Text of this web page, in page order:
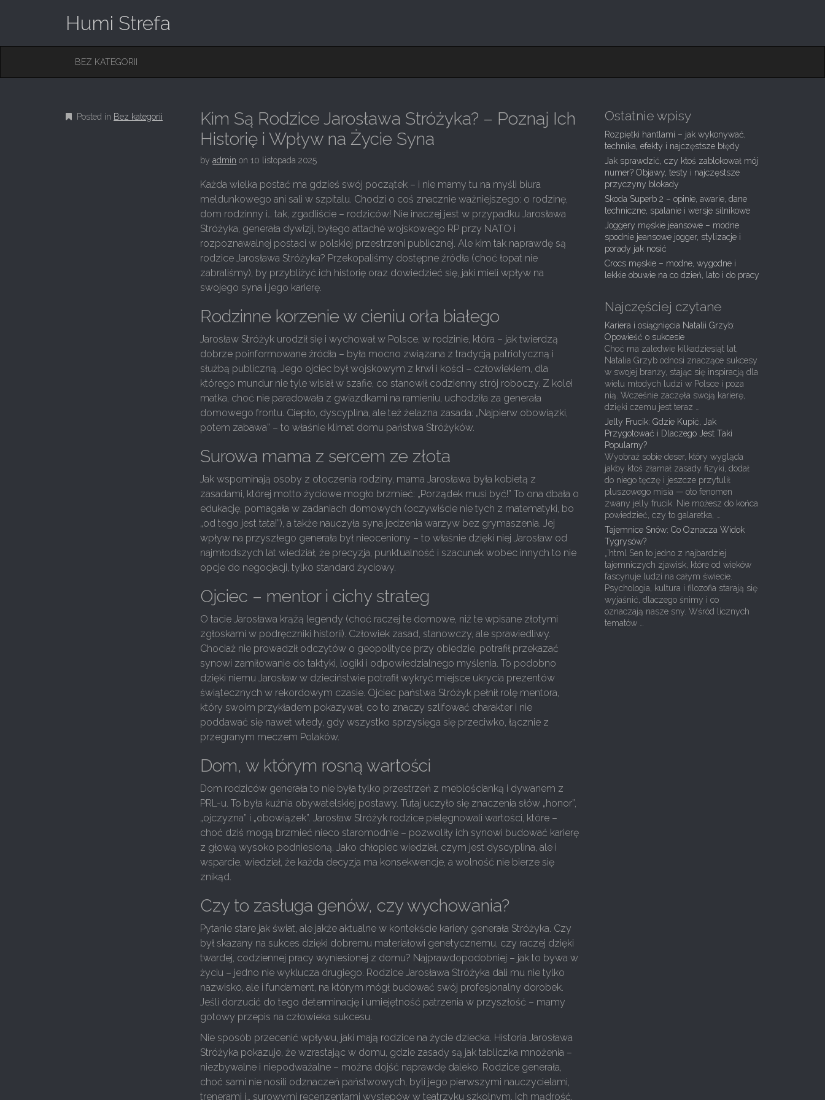
Humi Strefa
M
M
C
BEZ KATEGORII
Posted in Bez kategorii
Kim Są Rodzice Jarosława Stróżyka? – Poznaj Ich
Historię i Wpływ na Życie Syna
byadmin on 10 listopada 2025
Każda wielka postać ma gdzieś swój początek – i nie mamy tu na myśli biura
meldunkowego ani sali w szpitalu. Chodzi o coś znacznie ważniejszego: o rodzinę,
dom rodzinny i… tak, zgadliście – rodziców! Nie inaczej jest w przypadku Jarosława
Stróżyka, generała dywizji, byłego attaché wojskowego RP przy NATO i
rozpoznawalnej postaci w polskiej przestrzeni publicznej. Ale kim tak naprawdę są
rodzice Jarosława Stróżyka? Przekopaliśmy dostępne źródła (choć łopat nie
zabraliśmy), by przybliżyć ich historię oraz dowiedzieć się, jaki mieli wpływ na
swojego syna i jego karierę.
Rodzinne korzenie w cieniu orła białego
Jarosław Stróżyk urodził się i wychował w Polsce, w rodzinie, która – jak twierdzą
dobrze poinformowane źródła – była mocno związana z tradycją patriotyczną i
służbą publiczną. Jego ojciec był wojskowym z krwi i kości – człowiekiem, dla
którego mundur nie tyle wisiał w szafie, co stanowił codzienny strój roboczy. Z kolei
matka, choć nie paradowała z gwiazdkami na ramieniu, uchodziła za generała
domowego frontu. Ciepło, dyscyplina, ale też żelazna zasada: „Najpierw obowiązki,
potem zabawa” – to właśnie klimat domu państwa Stróżyków.
Surowa mama z sercem ze złota
Jak wspominają osoby z otoczenia rodziny, mama Jarosława była kobietą z
zasadami, której motto życiowe mogło brzmieć: „Porządek musi być!” To ona dbała o
edukację, pomagała w zadaniach domowych (oczywiście nie tych z matematyki, bo
„od tego jest tata!”), a także nauczyła syna jedzenia warzyw bez grymaszenia. Jej
wpływ na przyszłego generała był nieoceniony – to właśnie dzięki niej Jarosław od
najmłodszych lat wiedział, że precyzja, punktualność i szacunek wobec innych to nie
opcje do negocjacji, tylko standard życiowy.
Ojciec – mentor i cichy strateg
O tacie Jarosława krążą legendy (choć raczej te domowe, niż te wpisane złotymi
zgłoskami w podręczniki historii). Człowiek zasad, stanowczy, ale sprawiedliwy.
Chociaż nie prowadził odczytów o geopolityce przy obiedzie, potrafił przekazać
synowi zamiłowanie do taktyki, logiki i odpowiedzialnego myślenia. To podobno
dzięki niemu Jarosław w dzieciństwie potrafił wykryć miejsce ukrycia prezentów
świątecznych w rekordowym czasie. Ojciec państwa Stróżyk pełnił rolę mentora,
który swoim przykładem pokazywał, co to znaczy szlifować charakter i nie
poddawać się nawet wtedy, gdy wszystko sprzysięga się przeciwko, łącznie z
przegranym meczem Polaków.
Dom, w którym rosną wartości
Dom rodziców generała to nie była tylko przestrzeń z meblościanką i dywanem z
PRL-u. To była kuźnia obywatelskiej postawy. Tutaj uczyło się znaczenia słów „honor”,
„ojczyzna” i „obowiązek”. Jarosław Stróżyk rodzice pielęgnowali wartości, które –
choć dziś mogą brzmieć nieco staromodnie – pozwoliły ich synowi budować karierę
z głową wysoko podniesioną. Jako chłopiec wiedział, czym jest dyscyplina, ale i
wsparcie, wiedział, że każda decyzja ma konsekwencje, a wolność nie bierze się
znikąd.
Czy to zasługa genów, czy wychowania?
Pytanie stare jak świat, ale jakże aktualne w kontekście kariery generała Stróżyka. Czy
był skazany na sukces dzięki dobremu materiałowi genetycznemu, czy raczej dzięki
twardej, codziennej pracy wyniesionej z domu? Najprawdopodobniej – jak to bywa w
życiu – jedno nie wyklucza drugiego. Rodzice Jarosława Stróżyka dali mu nie tylko
nazwisko, ale i fundament, na którym mógł budować swój profesjonalny dorobek.
Jeśli dorzucić do tego determinację i umiejętność patrzenia w przyszłość – mamy
gotowy przepis na człowieka sukcesu.
Nie sposób przecenić wpływu, jaki mają rodzice na życie dziecka. Historia Jarosława
Stróżyka pokazuje, że wzrastając w domu, gdzie zasady są jak tabliczka mnożenia –
niezbywalne i niepodważalne – można dojść naprawdę daleko. Rodzice generała,
choć sami nie nosili odznaczeń państwowych, byli jego pierwszymi nauczycielami,
trenerami i… surowymi recenzentami występów w teatrzyku szkolnym. Ich mądrość,
Ostatnie wpisy
Rozpiętki hantlami – jak wykonywać,
technika, efekty i najczęstsze błędy
Jak sprawdzić, czy ktoś zablokował mój
numer? Objawy, testy i najczęstsze
przyczyny blokady
Skoda Superb 2 – opinie, awarie, dane
techniczne, spalanie i wersje silnikowe
Joggery męskie jeansowe – modne
spodnie jeansowe jogger, stylizacje i
porady jak nosić
Crocs męskie – modne, wygodne i
lekkie obuwie na co dzień, lato i do pracy
Najczęściej czytane
Kariera i osiągnięcia Natalii Grzyb:
Opowieść o sukcesie
Choć ma zaledwie kilkadziesiąt lat,
Natalia Grzyb odnosi znaczące sukcesy
w swojej branży, stając się inspiracją dla
wielu młodych ludzi w Polsce i poza
nią. Wcześnie zaczęła swoją karierę,
dzięki czemu jest teraz …
Jelly Frucik: Gdzie Kupić, Jak
Przygotować i Dlaczego Jest Taki
Popularny?
Wyobraź sobie deser, który wygląda
jakby ktoś złamał zasady fizyki, dodał
do niego tęczę i jeszcze przytulił
pluszowego misia — oto fenomen
zwany jelly frucik. Nie możesz do końca
powiedzieć, czy to galaretka, …
Tajemnice Snów: Co Oznacza Widok
Tygrysów?
„`html Sen to jedno z najbardziej
tajemniczych zjawisk, które od wieków
fascynuje ludzi na całym świecie.
Psychologia, kultura i filozofia starają się
wyjaśnić, dlaczego śnimy i co
oznaczają nasze sny. Wśród licznych
tematów …